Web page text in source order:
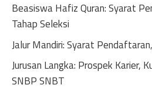
Beasiswa Hafiz Quran: Syarat
Tahap Seleksi
Jalur Mandiri: Syarat
Jurusan Langka: Prospek Karier,
SNBP SNBT